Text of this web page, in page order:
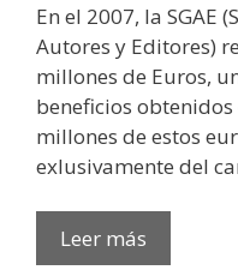
En el 2007, la SGAE
Autores y Editores)
millones de Euros,
beneficios
millones de estos
exlusivamente del
Leer más